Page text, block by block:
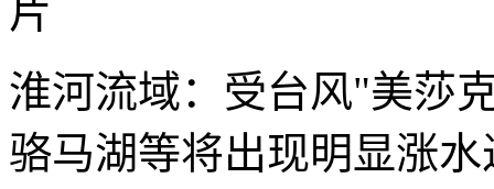
淮河流域：受台风"美莎
骆马湖等将出现明显涨